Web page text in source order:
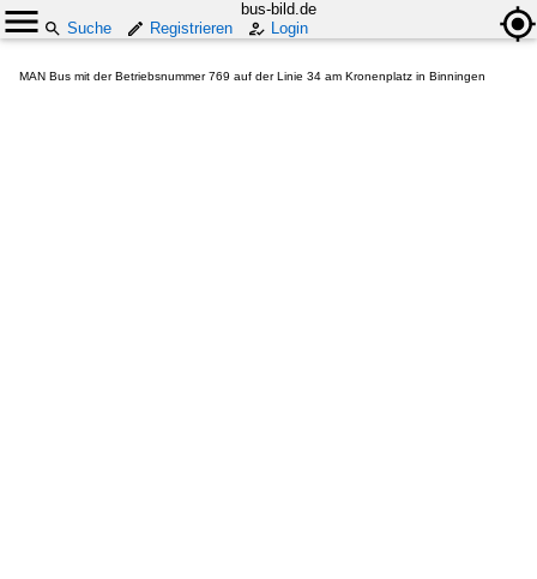
bus-bild.de
Suche
Registrieren Login
MAN Bus mit der Betriebsnummer 769 auf der Linie 34 am Kronenplatz in Binningen